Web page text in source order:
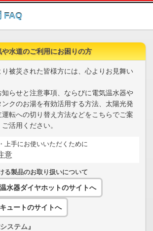
このページの本文へ
FAQ
水道のご利用にお困りの方
り被災された皆様方には、心よりお見舞い
らせと注意事項、ならびに電気温水器や
クのお湯を有効活用する方法、太陽光発
転への切り替え方法などをこちらでご案
活用ください。
上手にお使いいただくために
意
る製品のお取り扱いについて
ステム』